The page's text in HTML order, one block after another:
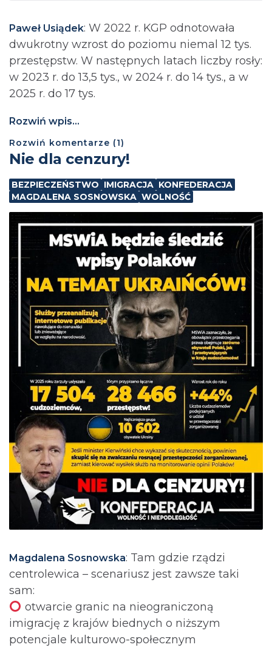
Paweł Usiądek: ⁨W 2022 r. KGP odnotowała
dwukrotny wzrost do poziomu niemal 12 tys.
przestępstw. W następnych latach liczby rosły:
w 2023 r. do 13,5 tys., w 2024 r. do 14 tys., a w
2025 r. do 17 tys.
Rozwiń wpis...
Rozwiń komentarze (1)
Nie dla cenzury!
BEZPIECZEŃSTWO IMIGRACJA KONFEDERACJA
MAGDALENA SOSNOWSKA WOLNOŚĆ
Magdalena Sosnowska: Tam gdzie rządzi
centrolewica – scenariusz jest zawsze taki
sam:
otwarcie granic na nieograniczoną
imigrację z krajów biednych o niższym
potencjale kulturowo-społecznym